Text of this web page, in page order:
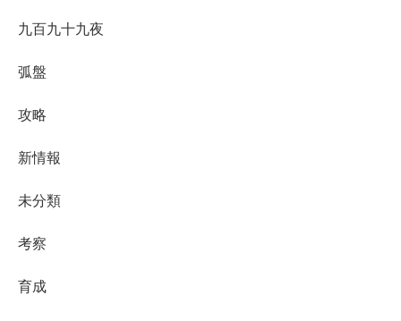
九百九十九夜
弧盤
攻略
新情報
未分類
考察
育成